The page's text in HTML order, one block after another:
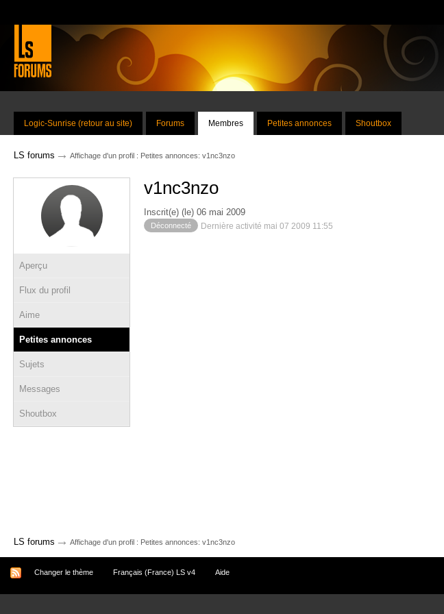
Logic-Sunrise (retour au site) Forums Membres Petites annonces Shoutbox
LS forums → Affichage d'un profil : Petites annonces: v1nc3nzo
Aperçu
Flux du profil
Aime
Petites annonces
Sujets
Messages
Shoutbox
v1nc3nzo
Inscrit(e) (le) 06 mai 2009
Déconnecté Dernière activité mai 07 2009 11:55
LS forums → Affichage d'un profil : Petites annonces: v1nc3nzo
Changer le thème Français (France) LS v4 Aide